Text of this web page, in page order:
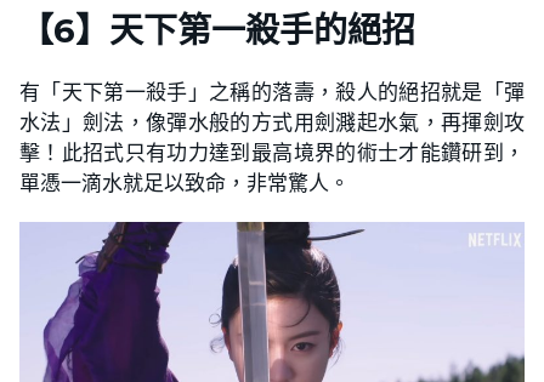
【6】 天下第一殺手的絕招
有「天下第一殺手」之稱的落壽，殺人的絕招就是「彈
水法」劍法，像彈水般的方式用劍濺起水氣，再揮劍攻
擊！此招式只有功力達到最高境界的術士才能鑽研到，
單憑一滴水就足以致命，非常驚人。